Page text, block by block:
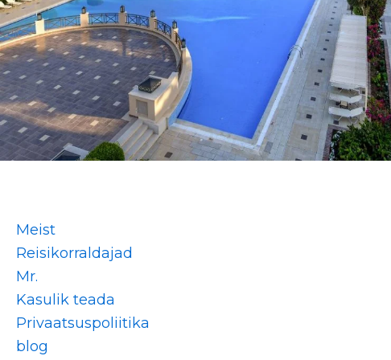
Meist
Reisikorraldajad
Mr.
Kasulik teada
Privaatsuspoliitika
blog